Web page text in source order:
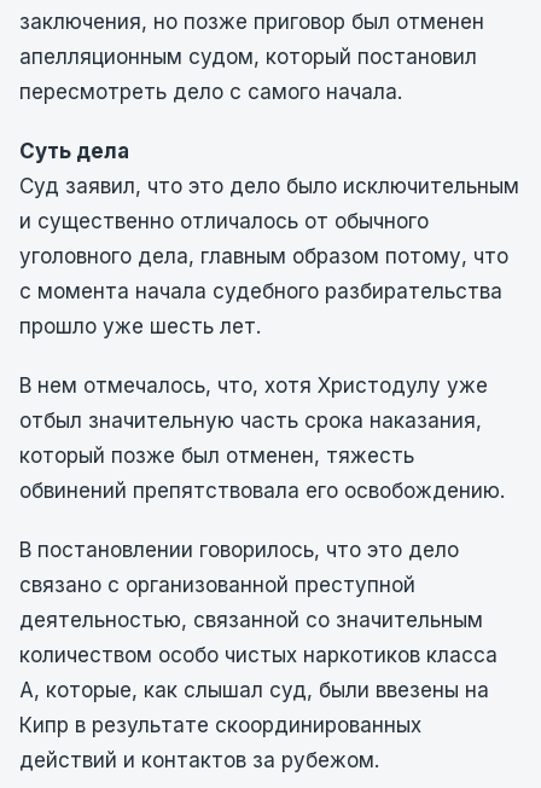
заключения, но позже приговор был отменен
апелляционным судом, который постановил
пересмотреть дело с самого начала.
Суть дела
Суд заявил, что это дело было исключительным
и существенно отличалось от обычного
уголовного дела, главным образом потому, что
с момента начала судебного разбирательства
прошло уже шесть лет.
В нем отмечалось, что, хотя Христодулу уже
отбыл значительную часть срока наказания,
который позже был отменен, тяжесть
обвинений препятствовала его освобождению.
В постановлении говорилось, что это дело
связано с организованной преступной
деятельностью, связанной со значительным
количеством особо чистых наркотиков класса
А, которые, как слышал суд, были ввезены на
Кипр в результате скоординированных
действий и контактов за рубежом.